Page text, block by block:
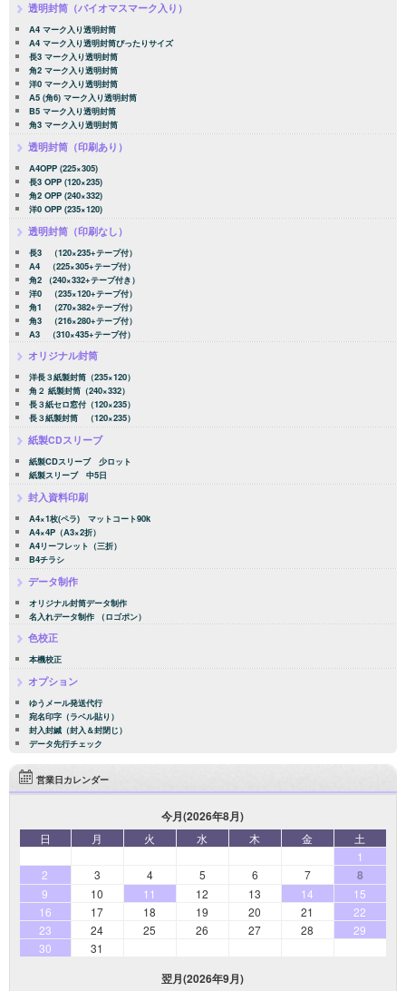
透明封筒（バイオマスマーク入り）
A4 マーク入り透明封筒
A4 マーク入り透明封筒ぴったりサイズ
長3 マーク入り透明封筒
角2 マーク入り透明封筒
洋0 マーク入り透明封筒
A5 (角6) マーク入り透明封筒
B5 マーク入り透明封筒
角3 マーク入り透明封筒
透明封筒（印刷あり）
A4OPP (225×305)
長3 OPP (120×235)
角2 OPP (240×332)
洋0 OPP (235×120)
透明封筒（印刷なし）
長3 （120×235+テープ付）
A4 （225×305+テープ付）
角2 （240×332+テープ付き）
洋0 （235×120+テープ付）
角1 （270×382+テープ付）
角3 （216×280+テープ付）
A3 （310×435+テープ付）
オリジナル封筒
洋長３紙製封筒（235×120）
角２ 紙製封筒（240×332）
長３紙セロ窓付（120×235）
長３紙製封筒 （120×235）
紙製CDスリーブ
紙製CDスリーブ 少ロット
紙製スリーブ 中5日
封入資料印刷
A4×1枚(ペラ) マットコート90k
A4×4P（A3×2折）
A4リーフレット（三折）
B4チラシ
データ制作
オリジナル封筒データ制作
名入れデータ制作 （ロゴポン）
色校正
本機校正
オプション
ゆうメール発送代行
宛名印字（ラベル貼り）
封入封緘（封入＆封閉じ）
データ先行チェック
営業日カレンダー
今月(2026年8月)
日 月 火 水 木 金
土
1
2
3 4 5 6 7 8
9 10 11 12 13 14
15
16
17 18 19 20 21
22
23
24 25 26 27 28
29
30
31
翌月(2026年9月)